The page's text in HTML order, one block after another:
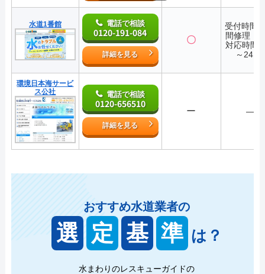
水道1番館 電話で相談
0120-191-084
詳細を見る
〇
受付時間
間修理・
対応時間
～24:00
環境日本海サービ
ス公社
電話で相談
0120-656510
詳細を見る
ー ―
おすすめ水道業者の
選 定 基 準 は？
水まわりのレスキューガイドの